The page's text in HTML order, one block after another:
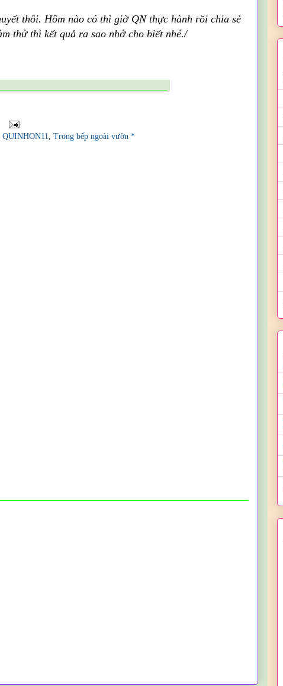
thôi. Hôm nào có thì giờ QN thực hành rồi chia sẻ
thử thì kết quả ra sao nhớ cho biết nhé./
QUINHON11, Trong bếp ngoài vườn *